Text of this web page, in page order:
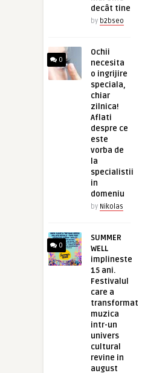
decât tine
by b2bseo
0
Ochii
necesita
o ingrijire
speciala,
chiar
zilnica!
Aflati
despre ce
este
vorba de
la
specialistii
in
domeniu
by Nikolas
0
SUMMER
WELL
implineste
15 ani.
Festivalul
care a
transformat
muzica
intr-un
univers
cultural
revine in
august